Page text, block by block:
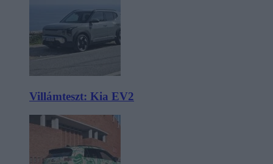
Villámteszt: Kia EV2